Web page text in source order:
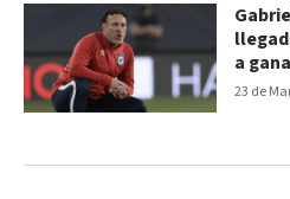
23 de
a